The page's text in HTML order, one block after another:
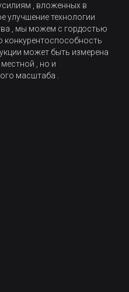
, вложенных в
улучшение технологии
, мы можем с гордостью
конкурентоспособность
может быть измерена
, но и
масштаба .